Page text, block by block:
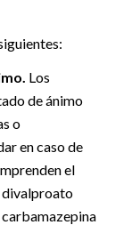
Los
de ánimo
o
en caso de
el
divalproato